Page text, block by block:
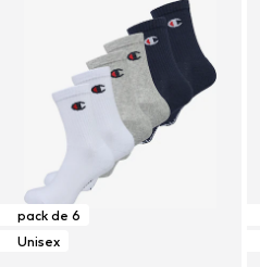
pack de 6
Unisex